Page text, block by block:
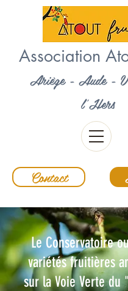
Association
Ariège - Aude -
l'Hers
Contact
Le Conservatoire
variétés fruitières
sur la Voie Verte du